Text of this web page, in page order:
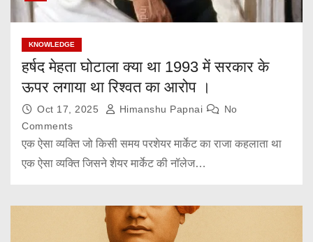
KNOWLEDGE
हर्षद मेहता घोटाला क्या था 1993 में सरकार के
ऊपर लगाया था रिश्वत का आरोप ।
Oct 17, 2025 Himanshu Papnai
No
Comments
एक ऐसा व्यक्ति जो किसी समय परशेयर मार्केट का राजा कहलाता था
एक ऐसा व्यक्ति जिसने शेयर मार्केट की नॉलेज…